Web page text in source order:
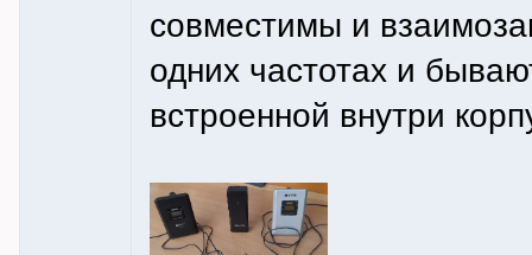
совместимы и
одних частотах и
встроенной внутри